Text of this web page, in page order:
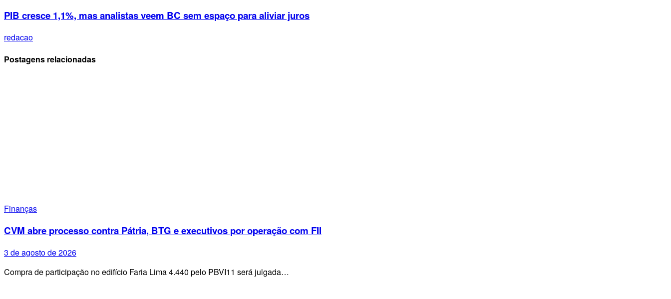
PIB cresce 1,1%, mas analistas veem BC sem espaço para aliviar juros
redacao
Postagens relacionadas
Finanças
CVM abre processo contra Pátria, BTG e executivos por operação com FII
3 de agosto de 2026
Compra de participação no edifício Faria Lima 4.440 pelo PBVI11 será julgada…